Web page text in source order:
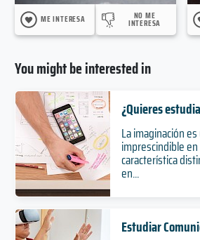
ME INTERESA NO ME
INTERESA
You might be interested in
¿Quieres
La imaginación
imprescindible
característica
en...
Estudiar